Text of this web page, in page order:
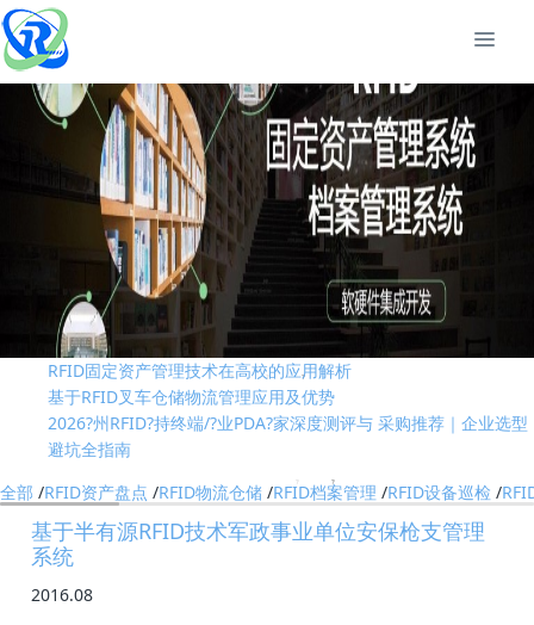
RFID技术是否是制造业中的“必需品”
RFID固定资产管理技术在高校的应用解析
基于RFID叉车仓储物流管理应用及优势
2026?州RFID?持终端/?业PDA?家深度测评与 采购推荐｜企业选型
避坑全指南
RFID资产管理系统实现全方位资产管控进行实时动态管理
国际RFID行业标准有哪些？
RFID技术是否是制造业中的“必需品”
RFID固定资产管理技术在高校的应用解析
基于RFID叉车仓储物流管理应用及优势
2026?州RFID?持终端/?业PDA?家深度测评与 采购推荐｜企业选型
避坑全指南
RFID资产管理系统实现全方位资产管控进行实时动态管理
国际RFID行业标准有哪些？
全部 /RFID资产盘点 /RFID物流仓储 /RFID档案管理 /RFID设备巡检 /
基于半有源RFID技术军政事业单位安保枪支管理
系统
2016.08